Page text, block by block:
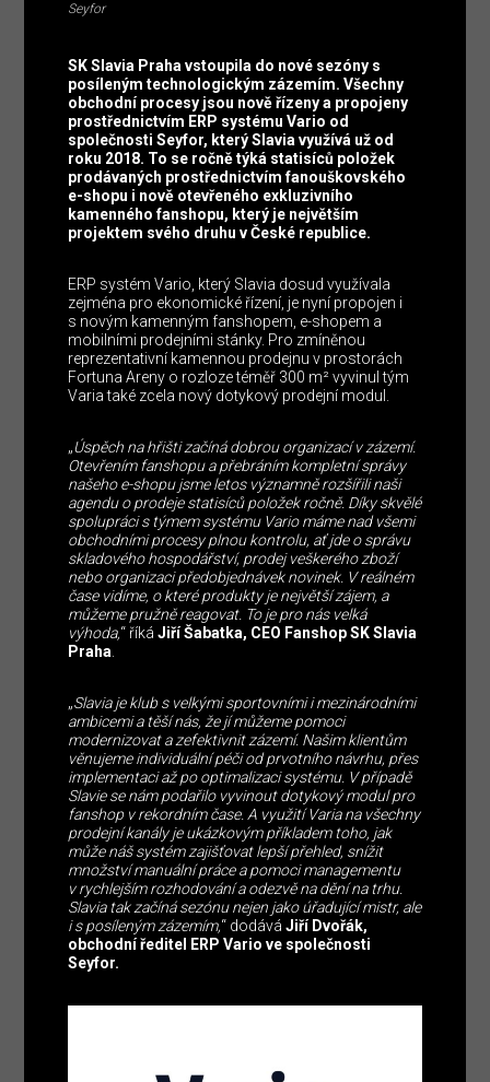
Seyfor
SK Slavia Praha vstoupila do nové sezóny s
posíleným technologickým zázemím. Všechny
obchodní procesy jsou nově řízeny a propojeny
prostřednictvím ERP systému Vario od
společnosti Seyfor, který Slavia využívá už od
roku 2018. To se ročně týká statisíců položek
prodávaných prostřednictvím fanouškovského
e-shopu i nově otevřeného exkluzivního
kamenného fanshopu, který je největším
projektem svého druhu v České republice.
ERP systém Vario, který Slavia dosud využívala
zejména pro ekonomické řízení, je nyní propojen i
s novým kamenným fanshopem, e-shopem a
mobilními prodejními stánky. Pro zmíněnou
reprezentativní kamennou prodejnu v prostorách
Fortuna Areny o rozloze téměř 300 m² vyvinul tým
Varia také zcela nový dotykový prodejní modul.
„Úspěch na hřišti začíná dobrou organizací v zázemí.
Otevřením fanshopu a přebráním kompletní správy
našeho e-shopu jsme letos významně rozšířili naši
agendu o prodeje statisíců položek ročně. Díky skvělé
spolupráci s týmem systému Vario máme nad všemi
obchodními procesy plnou kontrolu, ať jde o správu
skladového hospodářství, prodej veškerého zboží
nebo organizaci předobjednávek novinek. V reálném
čase vidíme, o které produkty je největší zájem, a
můžeme pružně reagovat. To je pro nás velká
výhoda,“ říkáJiří Šabatka, CEO Fanshop SK Slavia
Praha
„Slavia je klub s velkými sportovními i mezinárodními
ambicemi a těší nás, že jí můžeme pomoci
modernizovat a zefektivnit zázemí. Našim klientům
věnujeme individuální péči od prvotního návrhu, přes
implementaci až po optimalizaci systému. V případě
Slavie se nám podařilo vyvinout dotykový modul pro
fanshop v rekordním čase. A využití Varia na všechny
prodejní kanály je ukázkovým příkladem toho, jak
může náš systém zajišťovat lepší přehled, snížit
množství manuální práce a pomoci managementu
v rychlejším rozhodování a odezvě na dění na trhu.
Slavia tak začíná sezónu nejen jako úřadující mistr, ale
i s posíleným zázemím,“ dodáváJiří Dvořák,
obchodní ředitel ERP Vario ve společnosti
Seyfor.